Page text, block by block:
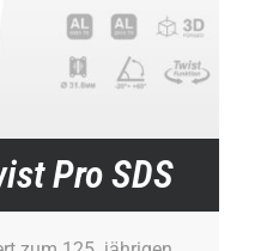
Pro SDS